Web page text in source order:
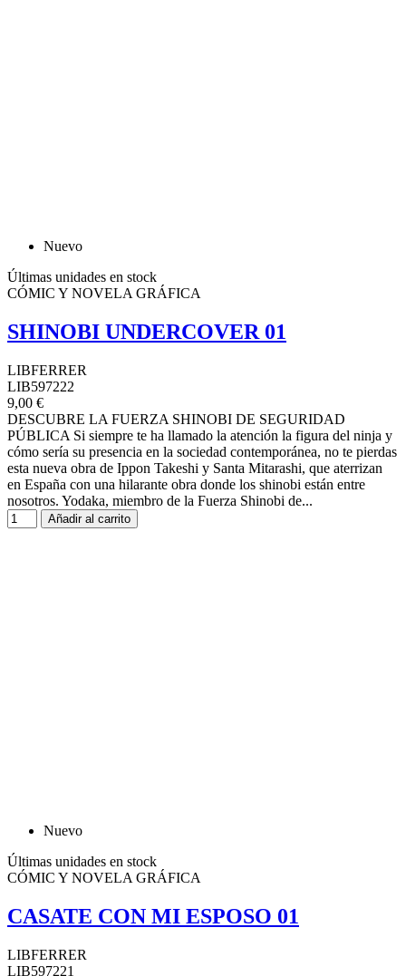
Nuevo
Últimas unidades en stock
CÓMIC Y NOVELA GRÁFICA
SHINOBI UNDERCOVER 01
LIBFERRER
LIB597222
9,00 €
DESCUBRE LA FUERZA SHINOBI DE SEGURIDAD
PÚBLICA Si siempre te ha llamado la atención la figura del ninja y
cómo sería su presencia en la sociedad contemporánea, no te pierdas
esta nueva obra de Ippon Takeshi y Santa Mitarashi, que aterrizan
en España con una hilarante obra donde los shinobi están entre
nosotros. Yodaka, miembro de la Fuerza Shinobi de...
Añadir al carrito
Nuevo
Últimas unidades en stock
CÓMIC Y NOVELA GRÁFICA
CASATE CON MI ESPOSO 01
LIBFERRER
LIB597221